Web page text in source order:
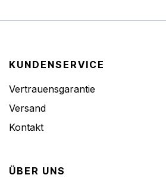
KUNDENSERVICE
Vertrauensgarantie
Versand
Kontakt
ÜBER UNS